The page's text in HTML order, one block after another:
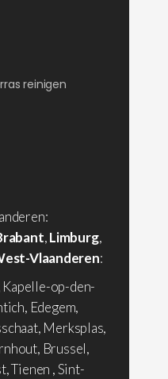
reinigen
,Limburg,
Vlaanderen:
op-den-
Edegem,
Merksplas,
Brussel,
Tienen , Sint-